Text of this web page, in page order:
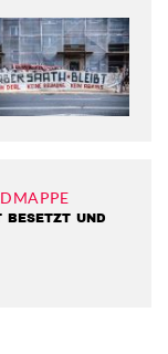
BESETZT UND